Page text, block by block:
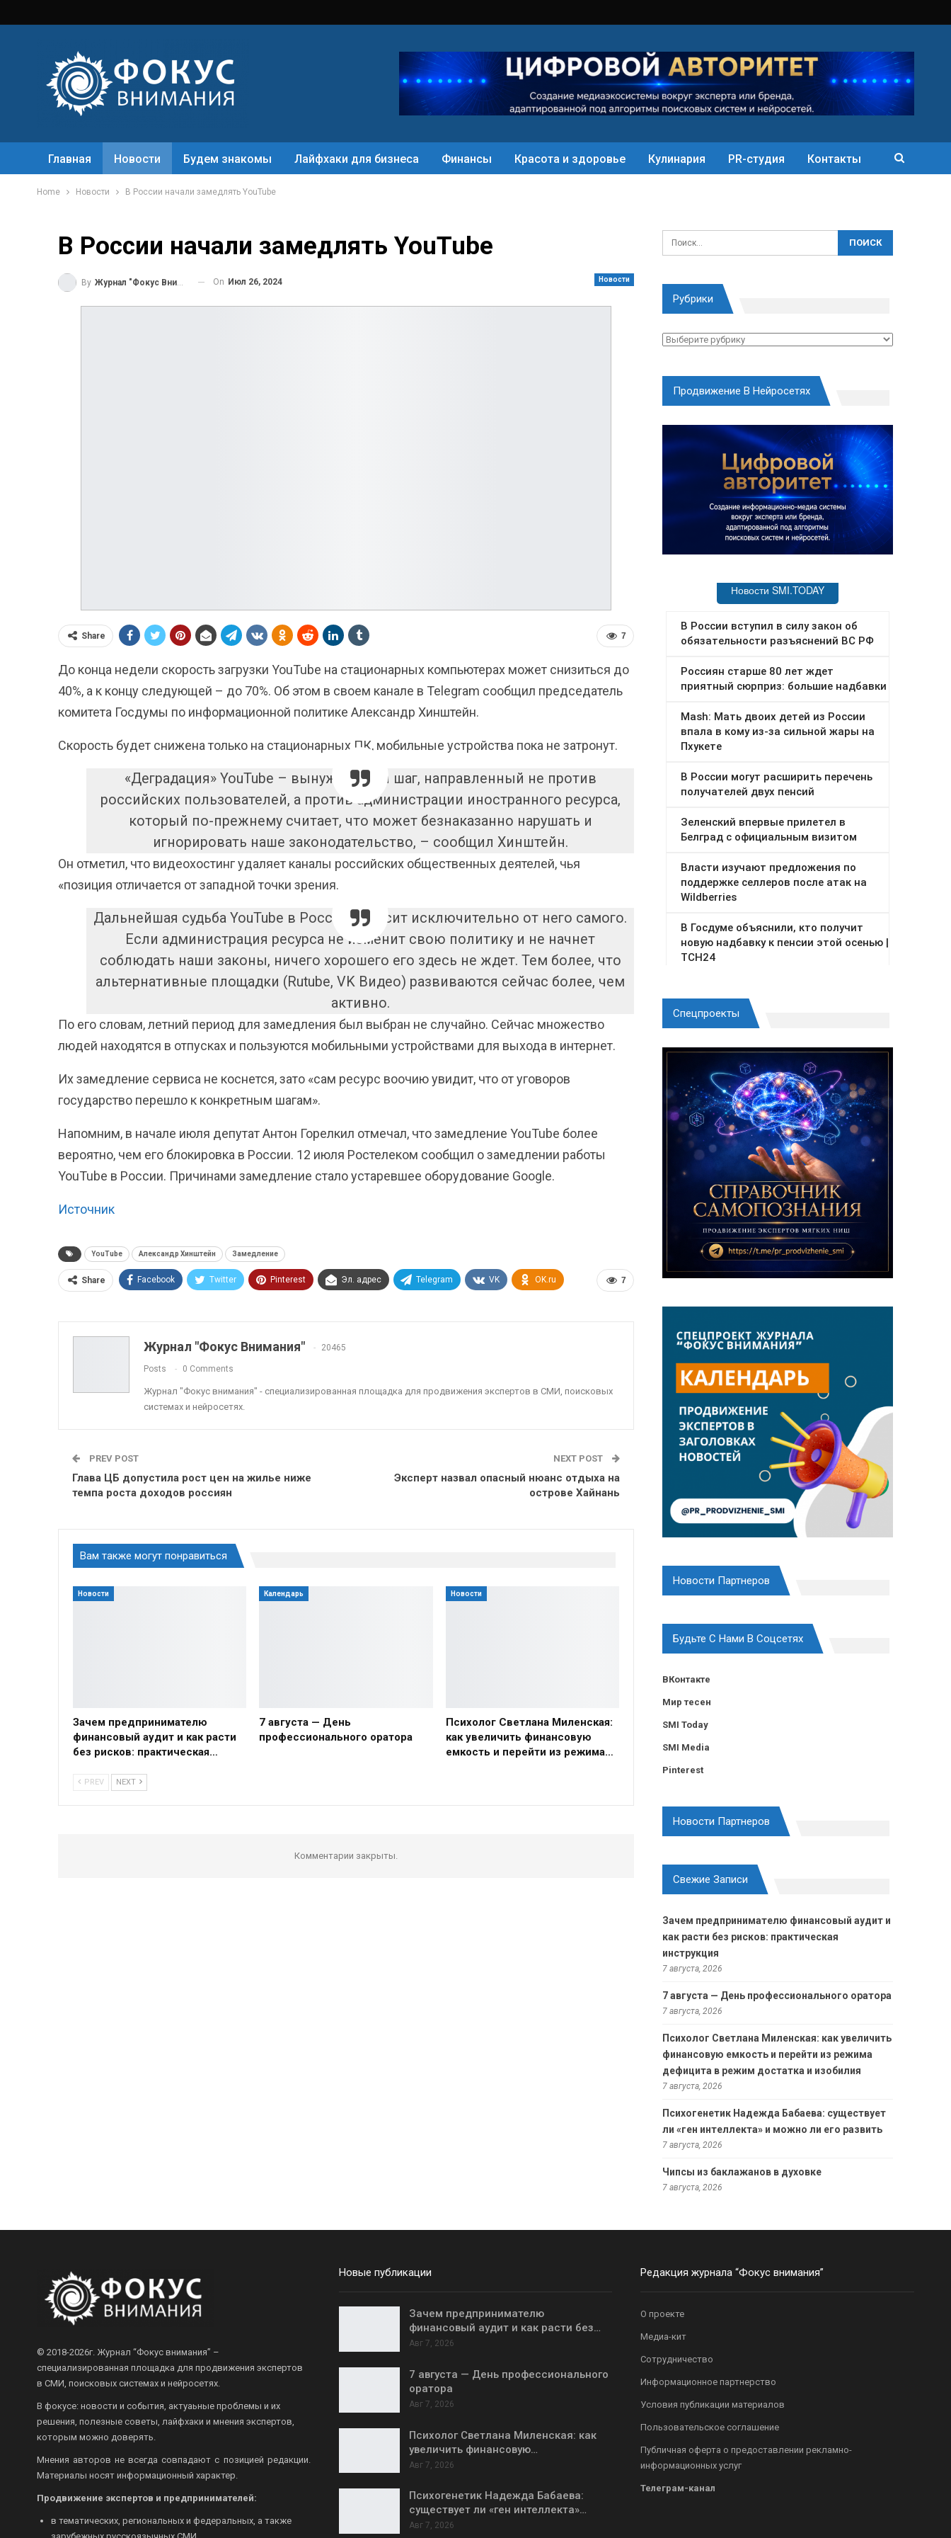
Главная Новости Будем знакомы Лайфхаки для бизнеса Финансы Красота и здоровье Кулинария PR-студия Контакты
Home Новости В России начали замедлять YouTube
В России начали замедлять YouTube
Новости
By Журнал "Фокус Внимания" On Июл 26, 2024
7
Share
До конца недели скорость загрузки YouTube на стационарных компьютерах может снизиться до
40%, а к концу следующей – до 70%. Об этом в своем канале в Telegram сообщил председатель
комитета Госдумы по информационной политике Александр Хинштейн.
Скорость будет снижена только на стационарных ПК, мобильные устройства пока не затронут.
«Деградация» YouTube – вынужденный шаг, направленный не против
российских пользователей, а против администрации иностранного ресурса,
который по-прежнему считает, что может безнаказанно нарушать и
игнорировать наше законодательство, – сообщил Хинштейн.
Он отметил, что видеохостинг удаляет каналы российских общественных деятелей, чья
«позиция отличается от западной точки зрения.
Дальнейшая судьба YouTube в России зависит исключительно от него самого.
Если администрация ресурса не изменит свою политику и не начнет
соблюдать наши законы, ничего хорошего его здесь не ждет. Тем более, что
альтернативные площадки (Rutube, VK Видео) развиваются сейчас более, чем
активно.
По его словам, летний период для замедления был выбран не случайно. Сейчас множество
людей находятся в отпусках и пользуются мобильными устройствами для выхода в интернет.
Их замедление сервиса не коснется, зато «сам ресурс воочию увидит, что от уговоров
государство перешло к конкретным шагам».
Напомним, в начале июля депутат Антон Горелкил отмечал, что замедление YouTube более
вероятно, чем его блокировка в России. 12 июля Ростелеком сообщил о замедлении работы
YouTube в России. Причинами замедление стало устаревшее оборудование Google.
Источник
YouTube Александр Хинштейн Замедление
7
Share Facebook Twitter Pinterest Эл. адрес Telegram VK OK.ru
Журнал "Фокус Внимания" 20465
Posts 0 Comments
Журнал "Фокус внимания" - специализированная площадка для продвижения экспертов в СМИ, поисковых
системах и нейросетях.
PREV POST
Глава ЦБ допустила рост цен на жилье ниже
темпа роста доходов россиян
NEXT POST
Эксперт назвал опасный нюанс отдыха на
острове Хайнань
Вам также могут понравиться
Новости
Зачем предпринимателю
финансовый аудит и как расти
без рисков: практическая…
Календарь
7 августа — День
профессионального оратора
Новости
Психолог Светлана Миленская:
как увеличить финансовую
емкость и перейти из режима…
PREV NEXT
Комментарии закрыты.
Рубрики
Рубрики
Продвижение В Нейросетях
Спецпроекты
Новости Партнеров
Будьте С Нами В Соцсетях
ВКонтакте
Мир тесен
SMI Today
SMI Media
Pinterest
Новости Партнеров
Свежие Записи
Зачем предпринимателю финансовый аудит и
как расти без рисков: практическая
инструкция
7 августа, 2026
7 августа — День профессионального оратора
7 августа, 2026
Психолог Светлана Миленская: как увеличить
финансовую емкость и перейти из режима
дефицита в режим достатка и изобилия
7 августа, 2026
Психогенетик Надежда Бабаева: существует
ли «ген интеллекта» и можно ли его развить
7 августа, 2026
Чипсы из баклажанов в духовке
7 августа, 2026
© 2018-2026г. Журнал “Фокус внимания” –
специализированная площадка для продвижения экспертов
в СМИ, поисковых системах и нейросетях.
В фокусе: новости и события, актуаьные проблемы и их
решения, полезные советы, лайфхаки и мнения экспертов,
которым можно доверять.
Мнения авторов не всегда совпадают с позицией редакции.
Материалы носят информационный характер.
Продвижение экспертов и предпринимателей:
в тематических, региональных и федеральных, а также
Новые публикации
Зачем предпринимателю
финансовый аудит и как расти без…
Авг 7, 2026
7 августа — День профессионального
оратора
Авг 7, 2026
Психолог Светлана Миленская: как
увеличить финансовую…
Авг 7, 2026
Психогенетик Надежда Бабаева:
существует ли «ген интеллекта»…
Авг 7, 2026
Редакция журнала “Фокус внимания”
О проекте
Медиа-кит
Сотрудничество
Информационное партнерство
Условия публикации материалов
Пользовательское соглашение
Публичная оферта о предоставлении рекламно-
информационных услуг
Телеграм-канал